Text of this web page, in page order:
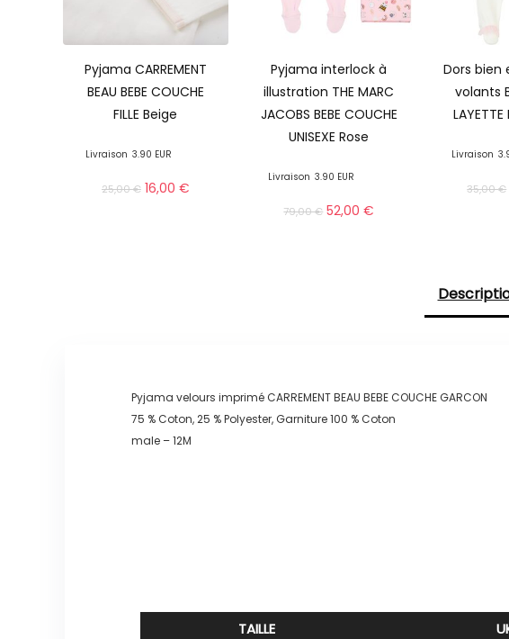
Pyjama CARREMENT
BEAU BEBE COUCHE
FILLE Beige
Livraison 3.90 EUR
25,00€ 16,00 €
Pyjama interlock à
illustration THE MARC
JACOBS BEBE COUCHE
UNISEXE Rose
Livraison 3.90 EUR
79,00€ 52,00€
Dors bien
volants
LAYETTE
Livraison
35,00€
Pyjama velours imprimé CARREMENT BEAU BEBE COUCHE GARCON
75 % Coton, 25 % Polyester, Garniture 100 % Coton
male – 12M
TAILLE